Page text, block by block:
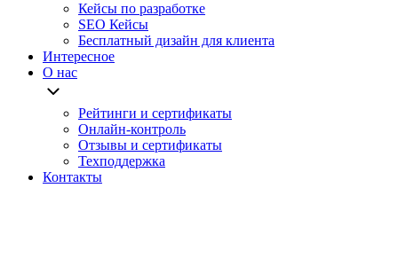
Кейсы по разработке
SEO Кейсы
Бесплатный дизайн для клиента
Интересное
О нас
Рейтинги и сертификаты
Онлайн-контроль
Отзывы и сертификаты
Техподдержка
Контакты